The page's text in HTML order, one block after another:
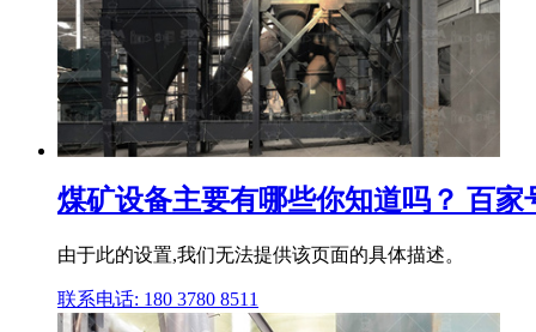
煤矿设备主要有哪些你知道吗？ 百家
由于此的设置,我们无法提供该页面的具体描述。
联系电话: 180 3780 8511